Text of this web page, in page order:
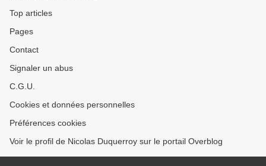
Top articles
Pages
Contact
Signaler un abus
C.G.U.
Cookies et données personnelles
Préférences cookies
Voir le profil de Nicolas Duquerroy sur le portail Overblog